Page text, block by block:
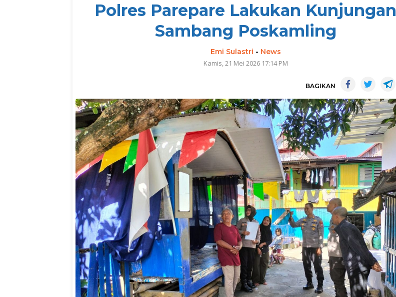
Polres Parepare Lakukan Kunjungan
Sambang Poskamling
Emi Sulastri - News
Kamis, 21 Mei 2026 17:14 PM
BAGIKAN